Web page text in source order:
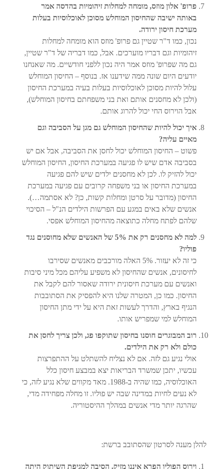
פרופ' אלון מוזס, מומחה למחלות זיהומיות בהדסה אמר
באותה ישיבה שהחיסון המוחלש מסוכן לאוכלוסיות בעלות
מערכת חיסון ירודה.
נכון, כמו ד"ר שטיין גם פרופ' מוזס הוא מומחה למחלות
זיהומיות וגם דבריו מוערכים. אבל, כמו דבריה של ד"ר שטיין,
גם מה שפרופ' מוזס אמר היה נכון ללפני חודשיים. מה שאנחנו
יודעים היום שונה ממה שידענו אז. בנוסף – החיסון המוחלש
עלול להיות מסוכן לאוכלוסיות בעלות בעיה במערכת החיסון
(ולכן לא מחסנים אותם ואת בני משפחתם בחיסון המוחלש),
אבל הוירוס החי יכול להרוג אותם.
איך יכול להיות שהחיסון המוחלש גם מגן על הסביבה וגם
מאיים עליה?
פשוט – החיסון המוחלש יכול לחסן את הסביבה, אבל אם יש
בסביבה אדם שיש לו פגיעה במערכת החיסון, החיסון המוחלש
יכול להזיק לו. לכן לא מחסנים ילדים שיש להם פגיעה
במערכת החיסון או בני משפחה קרובים עם פגיעה במערכת
החיסון (מדובר על סרטן ומחלות קשות, כן? לא אסתמה…).
אנשים שלא באים במגע עם הפרשות הילדים הנ"ל – הסיכוי
שלהם לפתח מחלה כתוצאה מהחיסון המוחלש אפסי.
למה לא מחסנים רק את 5% של האנשים שלא מחוסנים נגד
פוליו?
כי זה לא יעזור. 5% האלה מורכבים מאנשים שסירבו
לחיסונים, אנשים שהחיסון לא משפיע עליהם מכל מיני סיבות
ואנשים עם מערכת חיסונית ירודה שאסור להם לקבל את
החיסון. כמו כן, המטרה שלנו היא להפסיק את הסתובבות
הנגיף בארץ, והדרך לעשות זאת היא על ידי מתן החיסון
המוחלש למי שמפריש אותו.
רוב המבוגרים חוסנו בחיסון שתוקפו פג, ולכן צריך לחסן את
כולם ולא רק את הילדים.
אולי נגיע גם לזה. אם לא נצליח להשתלט על ההתפרצות
עכשיו, יתכן שמשרד הבריאות יצא במבצע חיסון כלל
האוכלוסיה, כמו שהיה ב-1988. מאד מקווים שלא נגיע לזה, כי
לא נעים לחיות במדינה שבה יש פוליו. זו מחלה מפחידה מדי,
שהרגה יותר מדי אנשים במהלך ההיסטוריה.
להלן מענה לסרטון שהסתובב ברשת:
וירוס הפוליו הפרא איננו מזיק. הסיבה למגיפת השיתוק היתה